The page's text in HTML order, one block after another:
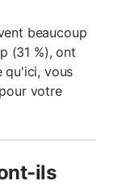
beaucoup
(31 %), ont
qu'ici, vous
votre
ils